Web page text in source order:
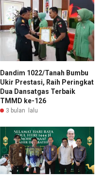
Dandim 1022/Tanah Bumbu
Ukir Prestasi, Raih Peringkat
Dua Dansatgas Terbaik
TMMD ke-126
3 bulan lalu